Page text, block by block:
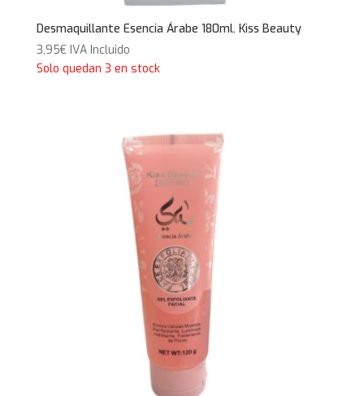
Desmaquillante Esencia Árabe 180ml. Kiss Beauty
3,95€ IVA Incluido
Solo quedan 3 en stock